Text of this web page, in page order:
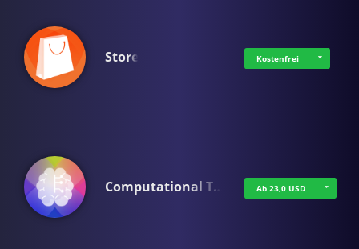
Store Kostenfrei
Computational T… Ab 23,0 USD